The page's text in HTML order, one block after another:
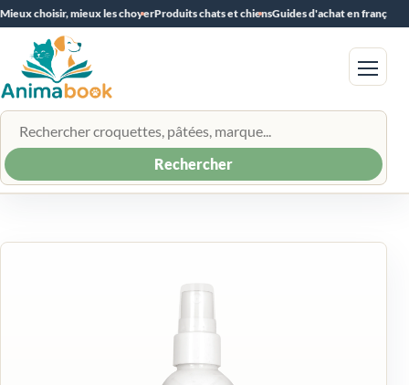
Mieux choisir, mieux les choyerProduits chats et chiensGuides d'achat en français
Rechercher un produit
Rechercher
Menu